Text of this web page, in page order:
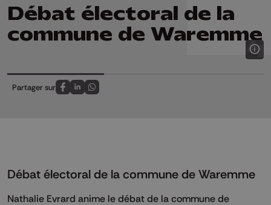
Débat électoral de la
commune de Waremme
Partager sur
Partagez sur FaceBook
Partagez sur LinkedIn
Partagez sur Whatsapp
Débat électoral de la commune de Waremme
Nathalie Evrard anime le débat de la commune de